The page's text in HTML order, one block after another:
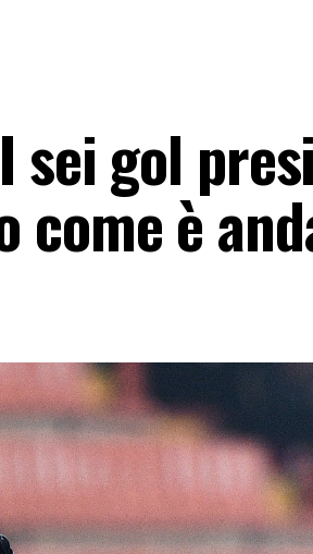
sei gol
come è